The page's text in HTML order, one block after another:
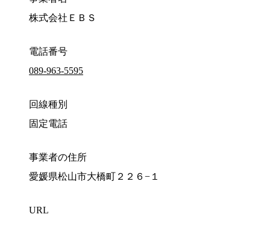
株式会社ＥＢＳ
電話番号
089-963-5595
回線種別
固定電話
事業者の住所
愛媛県松山市大橋町２２６−１
URL